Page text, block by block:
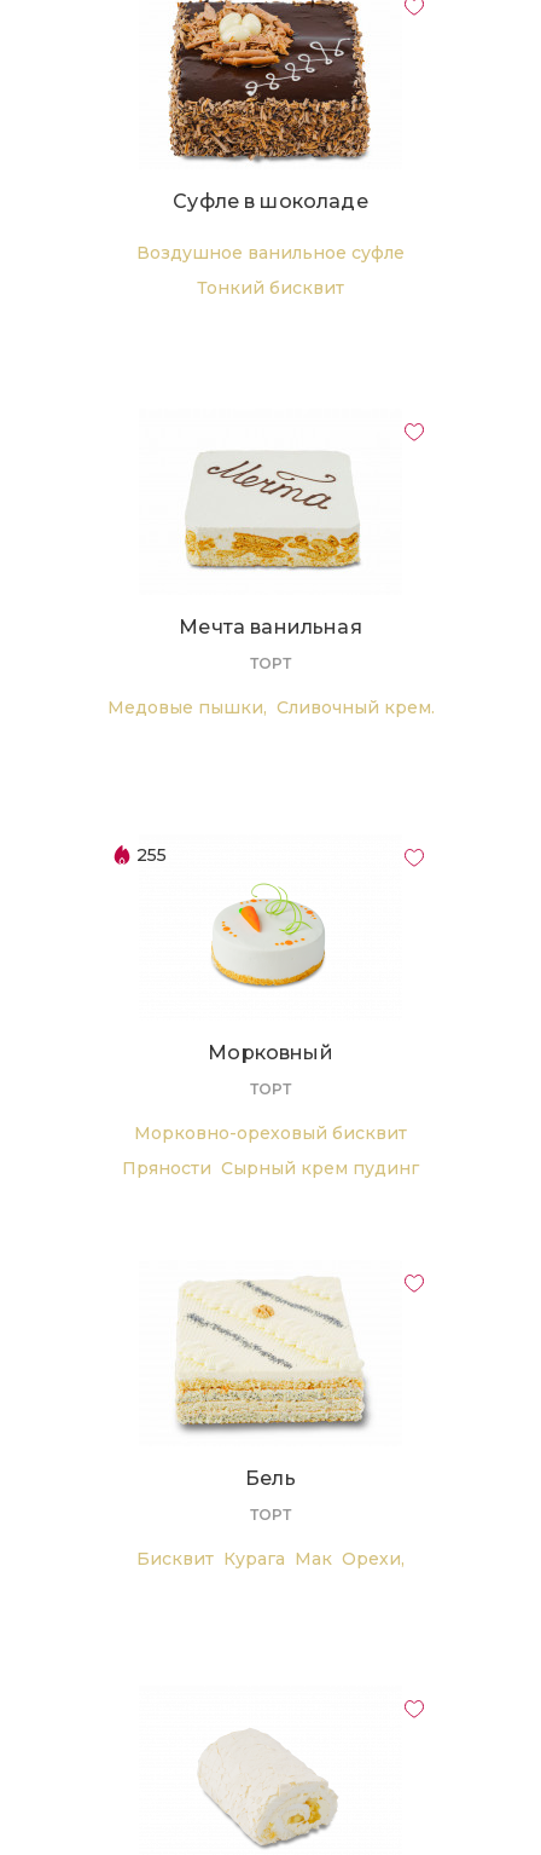
Суфле в шоколаде
Воздушное ванильное суфле
Тонкий бисквит
Мечта ванильная
ТОРТ
Медовые пышки, Сливочный крем.
255
Морковный
ТОРТ
Морковно-ореховый бисквит
Пряности Сырный крем пудинг
Бель
ТОРТ
Бисквит Курага Мак Орехи,